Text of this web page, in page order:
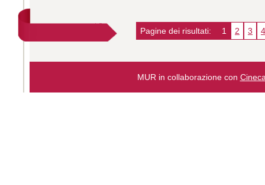
Pagine dei risultati: 1 2 3 4
MUR in collaborazione con